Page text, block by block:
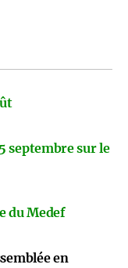
septembre sur le
du Medef
en